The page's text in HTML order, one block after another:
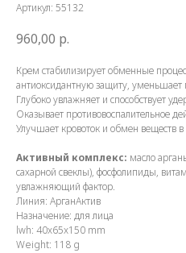
Артикул: 55132
960,00 р.
Крем стабилизирует обменные
антиоксидантную защиту,
Глубоко увлажняет и способствует
Оказывает противовоспалительное
Улучшает кровоток и обмен веществ в
Активный комплекс: масло
сахарной свеклы), фосфолипиды,
увлажняющий фактор.
Линия: АрганАктив
Назначение: для лица
lwh: 40x65x150 mm
Weight: 118 g